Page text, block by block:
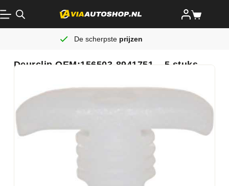
De scherpste prijzen
Deurclip OEM:156503-8941751 – 5 stuks